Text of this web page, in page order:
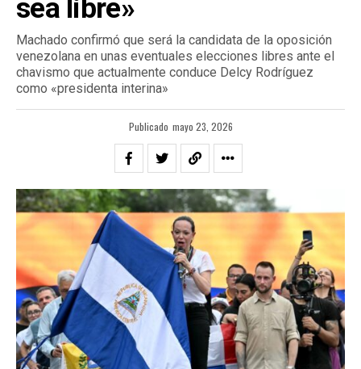
sea libre»
Machado confirmó que será la candidata de la oposición
venezolana en unas eventuales elecciones libres ante el
chavismo que actualmente conduce Delcy Rodríguez
como «presidenta interina»
Publicado mayo 23, 2026